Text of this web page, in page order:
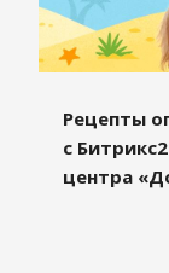
Рецепты
с
центра